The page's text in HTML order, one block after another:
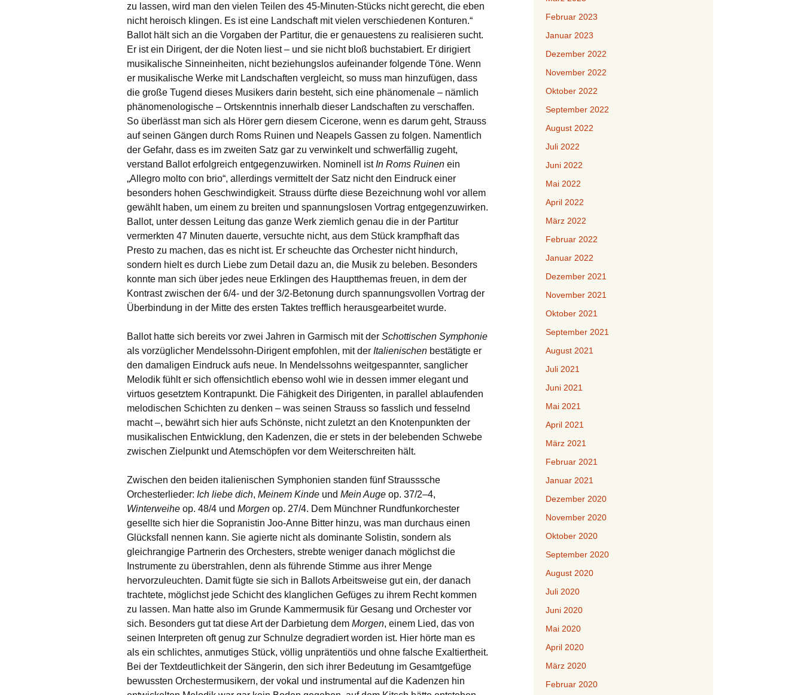
zu lassen, wird man den vielen Teilen des 45-Minuten-Stücks nicht gerecht, die eben
nicht heroisch klingen. Es ist eine Landschaft mit vielen verschiedenen Konturen.“
Ballot hält sich an die Vorgaben der Partitur, die er genauestens zu realisieren sucht.
Er ist ein Dirigent, der die Noten liest – und sie nicht bloß buchstabiert. Er dirigiert
musikalische Sinneinheiten, nicht beziehungslos aufeinander folgende Töne. Wenn
er musikalische Werke mit Landschaften vergleicht, so muss man hinzufügen, dass
die große Tugend dieses Musikers darin besteht, sich eine phänomenale – nämlich
phänomenologische – Ortskenntnis innerhalb dieser Landschaften zu verschaffen.
So überlässt man sich als Hörer gern diesem Cicerone, wenn es darum geht, Strauss
auf seinen Gängen durch Roms Ruinen und Neapels Gassen zu folgen. Namentlich
der Gefahr, dass es im zweiten Satz gar zu verwinkelt und schwerfällig zugeht,
verstand Ballot erfolgreich entgegenzuwirken. Nominell ist In Roms Ruinen ein
„Allegro molto con brio“, allerdings vermittelt der Satz nicht den Eindruck einer
besonders hohen Geschwindigkeit. Strauss dürfte diese Bezeichnung wohl vor allem
gewählt haben, um einem zu breiten und spannungslosen Vortrag entgegenzuwirken.
Ballot, unter dessen Leitung das ganze Werk ziemlich genau die in der Partitur
vermerkten 47 Minuten dauerte, versuchte nicht, aus dem Stück krampfhaft das
Presto zu machen, das es nicht ist. Er scheuchte das Orchester nicht hindurch,
sondern hielt es durch Liebe zum Detail dazu an, die Musik zu beleben. Besonders
konnte man sich über jedes neue Erklingen des Hauptthemas freuen, in dem der
Kontrast zwischen der 6/4- und der 3/2-Betonung durch spannungsvollen Vortrag der
Überbindung in der Mitte des ersten Taktes trefflich herausgearbeitet wurde.
Ballot hatte sich bereits vor zwei Jahren in Garmisch mit der Schottischen Symphonie
als vorzüglicher Mendelssohn-Dirigent empfohlen, mit der Italienischen bestätigte er
den damaligen Eindruck aufs neue. In Mendelssohns weitgespannter, sanglicher
Melodik fühlt er sich offensichtlich ebenso wohl wie in dessen immer elegant und
virtuos gesetztem Kontrapunkt. Die Fähigkeit des Dirigenten, in parallel ablaufenden
melodischen Schichten zu denken – was seinen Strauss so fasslich und fesselnd
macht –, bewährt sich hier aufs Schönste, nicht zuletzt an den Knotenpunkten der
musikalischen Entwicklung, den Kadenzen, die er stets in der belebenden Schwebe
zwischen Zielpunkt und Atemschöpfen vor dem Weiterschreiten hält.
Zwischen den beiden italienischen Symphonien standen fünf Strausssche
Orchesterlieder: Ich liebe dich, Meinem Kinde und Mein Auge op. 37/2–4,
Winterweihe op. 48/4 und Morgen op. 27/4. Dem Münchner Rundfunkorchester
gesellte sich hier die Sopranistin Joo-Anne Bitter hinzu, was man durchaus einen
Glücksfall nennen kann. Sie agierte nicht als dominante Solistin, sondern als
gleichrangige Partnerin des Orchesters, strebte weniger danach möglichst die
Instrumente zu überstrahlen, denn als führende Stimme aus ihrer Menge
hervorzuleuchten. Damit fügte sie sich in Ballots Arbeitsweise gut ein, der danach
trachtete, möglichst jede Schicht des klanglichen Gefüges zu ihrem Recht kommen
zu lassen. Man hatte also im Grunde Kammermusik für Gesang und Orchester vor
sich. Besonders gut tat diese Art der Darbietung dem Morgen, einem Lied, das von
seinen Interpreten oft genug zur Schnulze degradiert worden ist. Hier hörte man es
als ein schlichtes, anmutiges Stück, völlig unprätentiös und ohne falsche Exaltiertheit.
Bei der Textdeutlichkeit der Sängerin, den sich ihrer Bedeutung im Gesamtgefüge
bewussten Orchestermusikern, der vokal und instrumental auf die Kadenzen hin
Februar 2023
Januar 2023
Dezember 2022
November 2022
Oktober 2022
September 2022
August 2022
Juli 2022
Juni 2022
Mai 2022
April 2022
März 2022
Februar 2022
Januar 2022
Dezember 2021
November 2021
Oktober 2021
September 2021
August 2021
Juli 2021
Juni 2021
Mai 2021
April 2021
März 2021
Februar 2021
Januar 2021
Dezember 2020
November 2020
Oktober 2020
September 2020
August 2020
Juli 2020
Juni 2020
Mai 2020
April 2020
März 2020
Februar 2020